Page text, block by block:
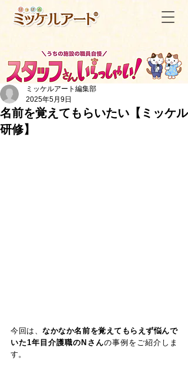
名前を覚えてもらいたい【ミッケル
研修】
ミッケルアート編集部
2025年5月9日
今回は、なかなか名前を覚えてもらえず悩んで
いた1年目介護職のNさんの事例をご紹介しま
す。